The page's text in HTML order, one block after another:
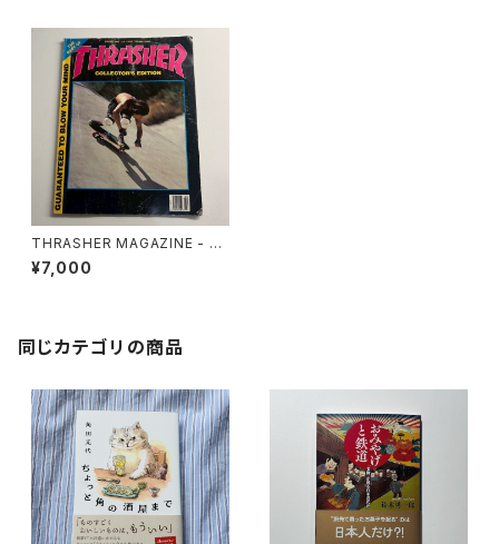
THRASHER MAGAZINE - T
HE BEST OF THRASHER C
OLLECTOR’S EDITION（古
¥7,000
同じカテゴリの商品